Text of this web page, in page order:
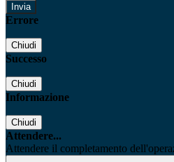
Errore
Chiudi
Successo
Chiudi
Informazione
Chiudi
Attendere...
Attendere il completamento